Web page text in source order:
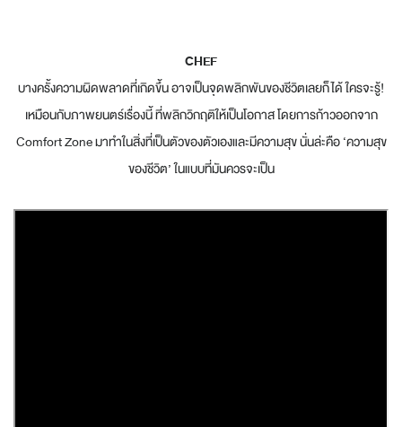
CHEF
บางครั้งความผิดพลาดที่เกิดขึ้น อาจเป็นจุดพลิกพันของชีวิตเลยก็ได้ ใครจะรู้!
เหมือนกับภาพยนตร์เรื่องนี้ ที่พลิกวิกฤติให้เป็นโอกาส โดยการก้าวออกจาก
Comfort Zone มาทำในสิ่งที่เป็นตัวของตัวเองและมีความสุข นั่นล่ะคือ ‘ความสุข
ของชีวิต’ ในแบบที่มันควรจะเป็น